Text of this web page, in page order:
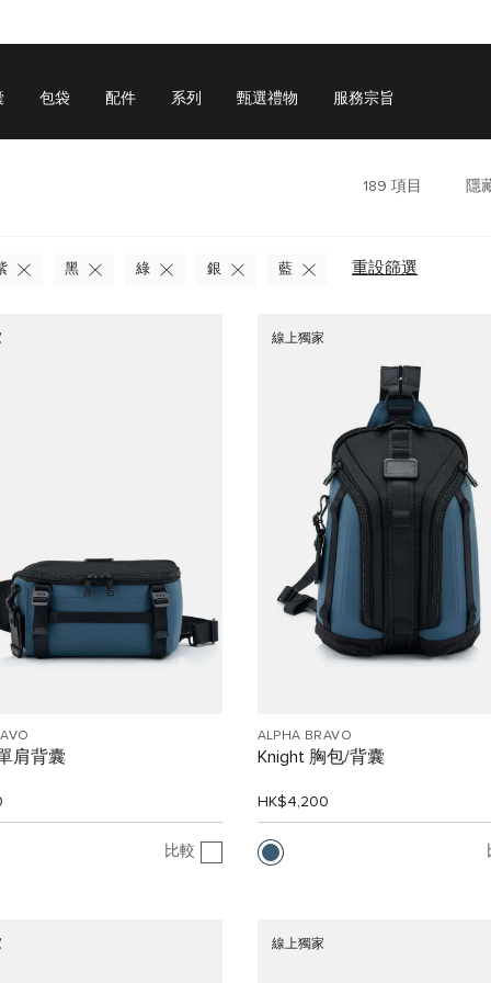
包袋 配件 系列 甄選禮物 服務宗旨
189 項目 隱
重設篩選
黑 綠 銀 藍
肩背囊
比較
線上獨家
ALPHA BRAVO
Knight 胸包/背囊
HK$4,200
線上獨家